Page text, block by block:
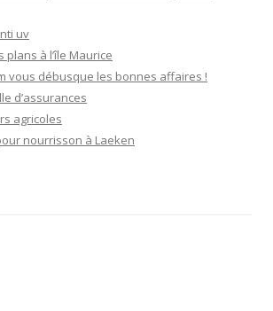
uv
plans à l’île Maurice
vous débusque les bonnes affaires !
d’assurances
agricoles
nourrisson à Laeken